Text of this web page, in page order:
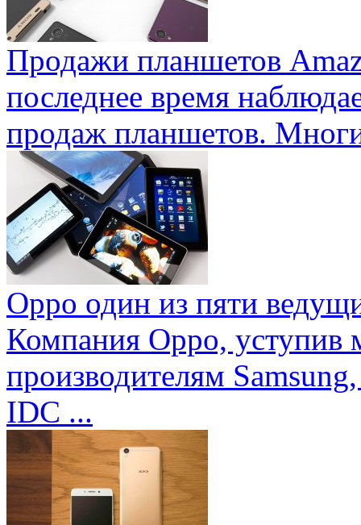
Продажи планшетов
последнее время
продаж планшетов.
Oppo один из пяти
Компания Oppo, уступив
производителям
IDC ...